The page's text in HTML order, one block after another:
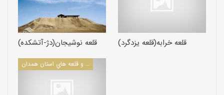
قلعه نوشیجان(دژ-آتشکده) قلعه خرابه(قلعه یزدگرد)
كاروانسراها و قلعه هاي استان همدان